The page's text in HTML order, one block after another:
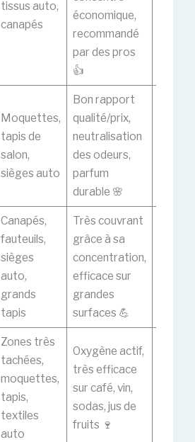
tissus auto,
canapés
économique,
recommandé
par des pros
👍
Moquettes,
tapis de
salon,
sièges auto
Bon rapport
qualité/prix,
neutralisation
des odeurs,
parfum
durable 🌸
Canapés,
fauteuils,
sièges
auto,
grands
tapis
Très couvrant
grâce à sa
concentration,
efficace sur
grandes
surfaces 💪
Zones très
tachées,
moquettes,
tapis,
textiles
auto
Oxygène actif,
très efficace
sur café, vin,
sodas, jus de
fruits 🍷